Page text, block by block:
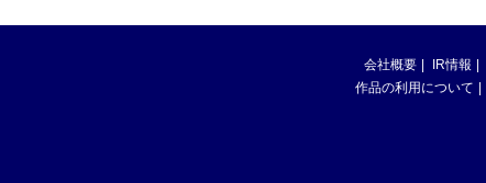
会社概要 IR情報
作品の利用について